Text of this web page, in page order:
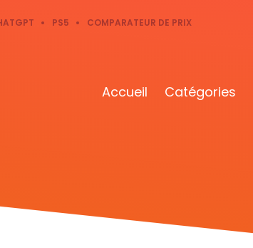
PS5 COMPARATEUR DE PRIX
Accueil Catégories